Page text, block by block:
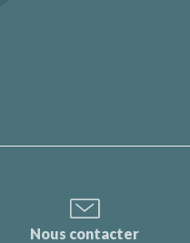
Nous contacter